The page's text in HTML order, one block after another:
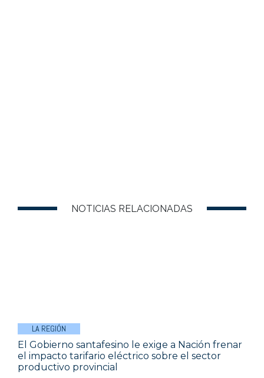
NOTICIAS RELACIONADAS
LA REGIÓN
El Gobierno santafesino le exige a Nación frenar
el impacto tarifario eléctrico sobre el sector
productivo provincial